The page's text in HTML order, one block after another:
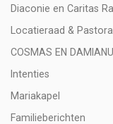
Diaconie en Caritas
Locatieraad &
COSMAS EN
Intenties
Mariakapel
Familieberichten